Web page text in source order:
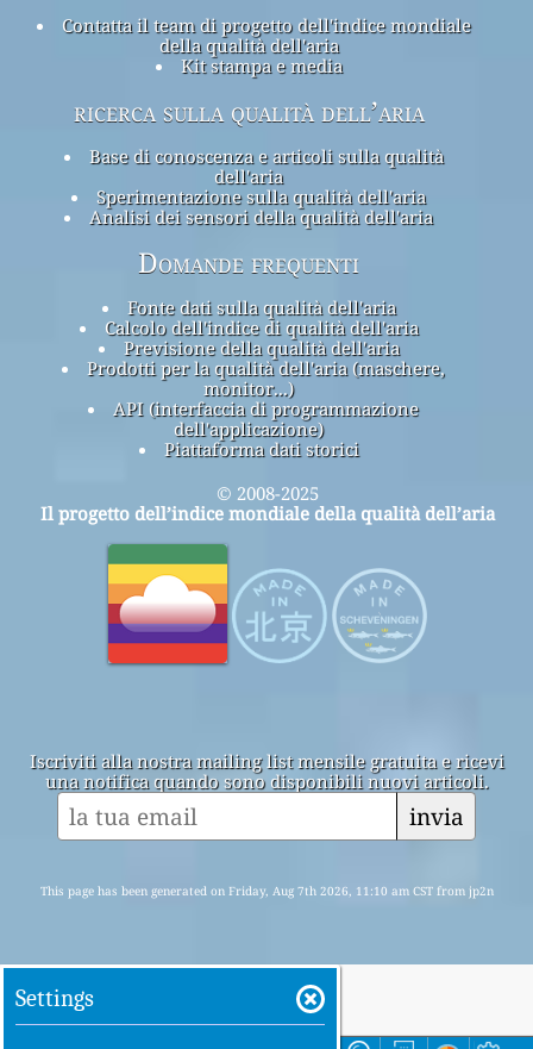
Contatta il team di progetto dell'indice mondiale
della qualità dell'aria
Kit stampa e media
ricerca sulla qualità dell’aria
Base di conoscenza e articoli sulla qualità
dell'aria
Sperimentazione sulla qualità dell'aria
Analisi dei sensori della qualità dell'aria
Domande frequenti
Fonte dati sulla qualità dell'aria
Calcolo dell'indice di qualità dell'aria
Previsione della qualità dell'aria
Prodotti per la qualità dell'aria (maschere,
monitor...)
API (interfaccia di programmazione
dell'applicazione)
Piattaforma dati storici
© 2008-2025
Il progetto dell’indice mondiale della qualità dell’aria
Iscriviti alla nostra mailing list mensile gratuita e ricevi
una notifica quando sono disponibili nuovi articoli.
invia
This page has been generated on Friday, Aug 7th 2026, 11:10 am CST from jp2n
Settings